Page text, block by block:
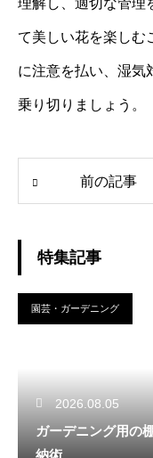
て美しい花を楽しむ
に注意を払い、湿気
乗り切りましょう。
前の記事
特集記事
園芸・ガーデニング
2026.08.05
ガーデニング用の
納術